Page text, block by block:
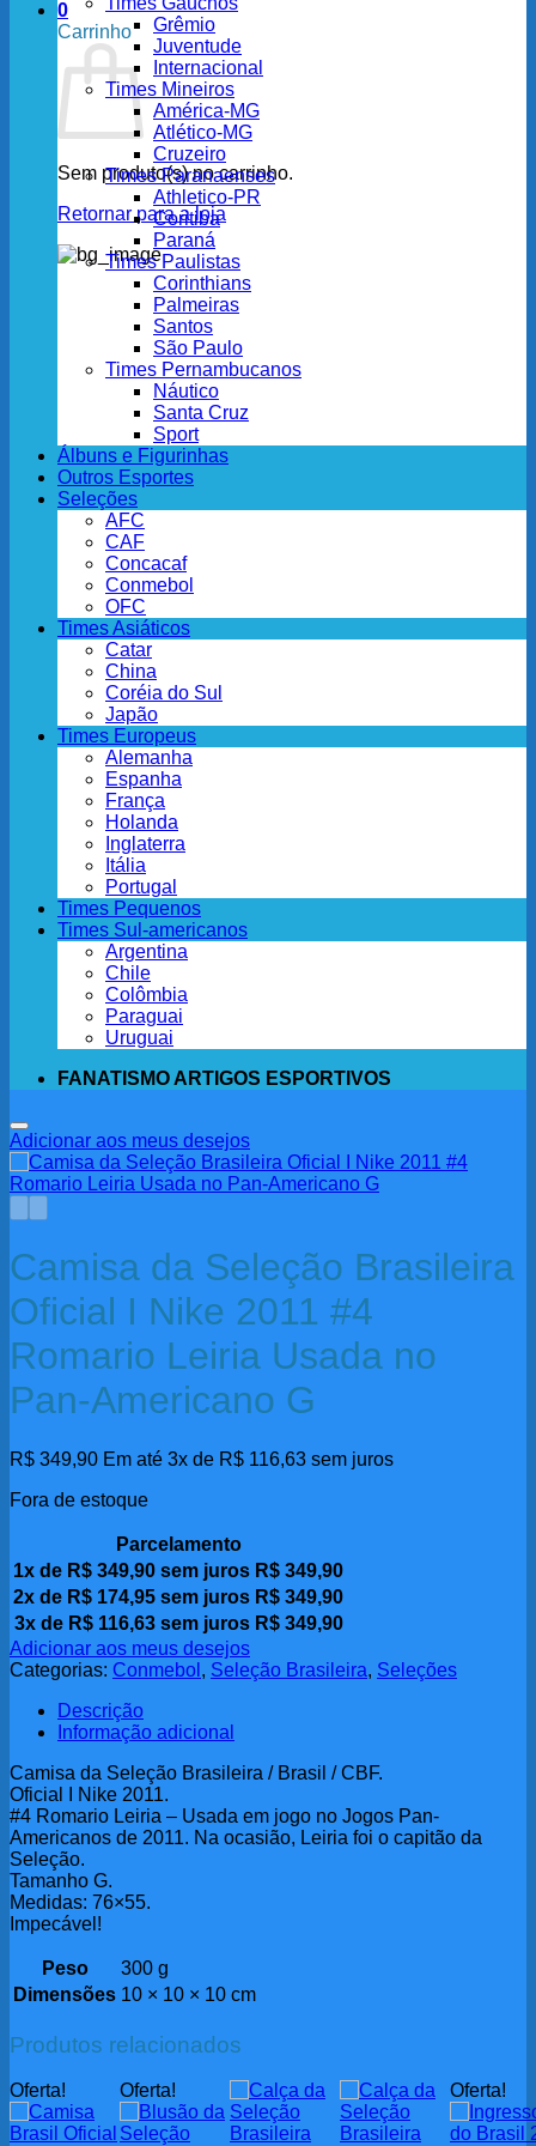
0
Carrinho
Sem produto(s) no carrinho.
Retornar para a loja
Grêmio
Juventude
Internacional
Times Mineiros
América-MG
Atlético-MG
Cruzeiro
Times Paranaenses
Athletico-PR
Coritiba
Paraná
Times Paulistas
Corinthians
Palmeiras
Santos
São Paulo
Times Pernambucanos
Náutico
Santa Cruz
Sport
Álbuns e Figurinhas
Outros Esportes
Seleções
AFC
CAF
Concacaf
Conmebol
OFC
Times Asiáticos
Catar
China
Coréia do Sul
Japão
Times Europeus
Alemanha
Espanha
França
Holanda
Inglaterra
Itália
Portugal
Times Pequenos
Times Sul-americanos
Argentina
Chile
Colômbia
Paraguai
Uruguai
FANATISMO ARTIGOS ESPORTIVOS
Adicionar aos meus desejos
Camisa da Seleção Brasileira
Oficial I Nike 2011 #4
Romario Leiria Usada no
Pan-Americano G
R$ 349,90 Em até 3x de R$ 116,63 sem juros
Fora de estoque
Parcelamento
1x de R$ 349,90 sem juros R$ 349,90
2x de R$ 174,95 sem juros R$ 349,90
3x de R$116,63sem juros R$ 349,90
Adicionar aos meus desejos
Categorias: Conmebol , Seleção Brasileira, Seleções
Descrição
Informação adicional
Camisa da Seleção Brasileira / Brasil / CBF.
Oficial I Nike 2011.
#4 Romario Leiria – Usada em jogo no Jogos Pan-
Americanos de 2011. Na ocasião, Leiria foi o capitão da
Seleção.
Tamanho G.
Medidas: 76×55.
Impecável!
Peso
300 g
Dimensões 10 × 10 × 10 cm
Produtos relacionados
Oferta! Oferta! Oferta!